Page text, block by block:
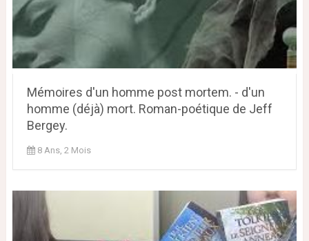
Mémoires d'un homme post mortem. - d'un
homme (déjà) mort. Roman-poétique de Jeff
Bergey.
8 Ans, 2 Mois